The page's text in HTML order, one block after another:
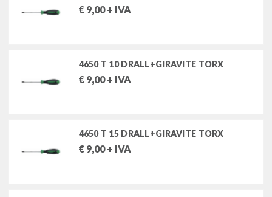
STAHLWILLE UTENSILI SRL
€ 9,00+ IVA
4650 T 10 DRALL+GIRAVITE TORX
€ 9,00+ IVA
4650 T 15 DRALL+GIRAVITE TORX
€ 9,00+ IVA